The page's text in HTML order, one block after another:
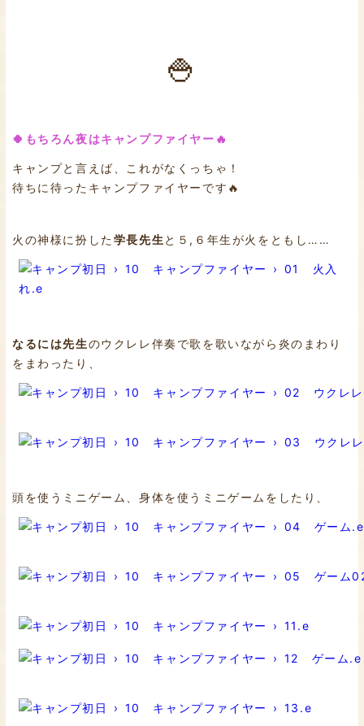
🍚
🍀もちろん夜はキャンプファイヤー🔥
キャンプと言えば、これがなくっちゃ！
待ちに待ったキャンプファイヤーです🔥
火の神様に扮した学長先生 と５,６年生が火をともし……
なるには先生のウクレレ伴奏で歌を歌いながら炎のまわり
をまわったり、
頭を使うミニゲーム、身体を使うミニゲームをしたり、